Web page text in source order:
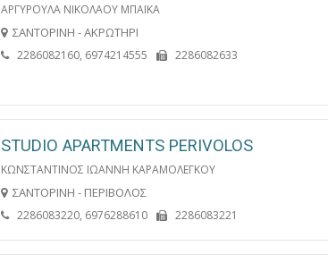
ΑΡΓΥΡΟΥΛΑ ΝΙΚΟΛΑΟΥ ΜΠΑΙΚΑ
ΣΑΝΤΟΡΙΝΗ - ΑΚΡΩΤΗΡΙ
2286082160, 6974214555 2286082633
STUDIO APARTMENTS PERIVOLOS
ΚΩΝΣΤΑΝΤΙΝΟΣ ΙΩΑΝΝΗ ΚΑΡΑΜΟΛΕΓΚΟΥ
ΣΑΝΤΟΡΙΝΗ - ΠΕΡΙΒΟΛΟΣ
2286083220, 6976288610 2286083221